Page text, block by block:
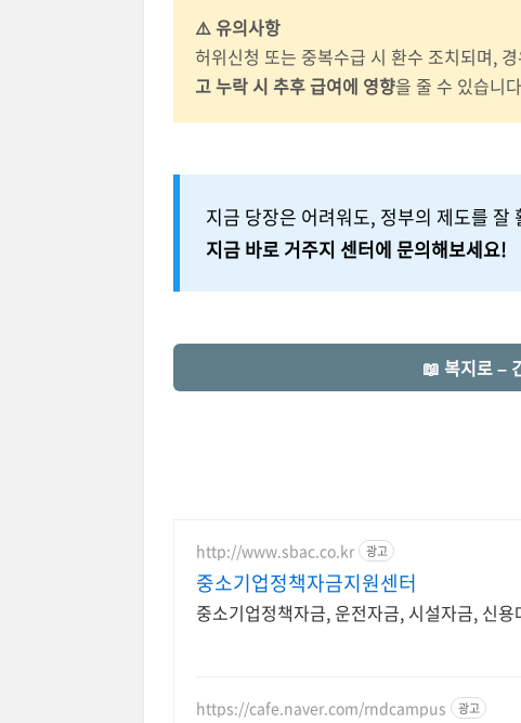
⚠️ 유의사항
허위신청 또는 중복수급 시 환수 조치되며,
고 누락 시 추후 급여에 영향을 줄 수 있습니
지금 당장은 어려워도, 정부의 제도를
지금 바로 거주지 센터에 문의해보세요!
📖 복지로 –
http://www.sbac.co.kr 광고
중소기업정책자금지원센터
중소기업정책자금, 운전자금, 시설자금, 신용
https://cafe.naver.com/rndcampus 광고